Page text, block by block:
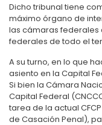
Dicho tribunal tiene
máximo órgano de
las cámaras federales
federales de todo el
A su turno, en lo que
asiento en la Capital
Si bien la Cámara
Capital Federal
tarea de la actual
de Casación Penal),